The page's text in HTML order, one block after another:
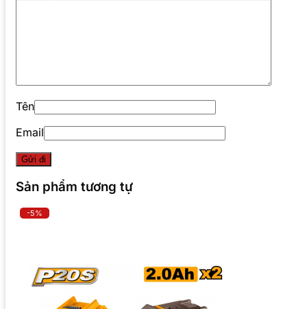
Tên
Email
Sản phẩm tương tự
-5%